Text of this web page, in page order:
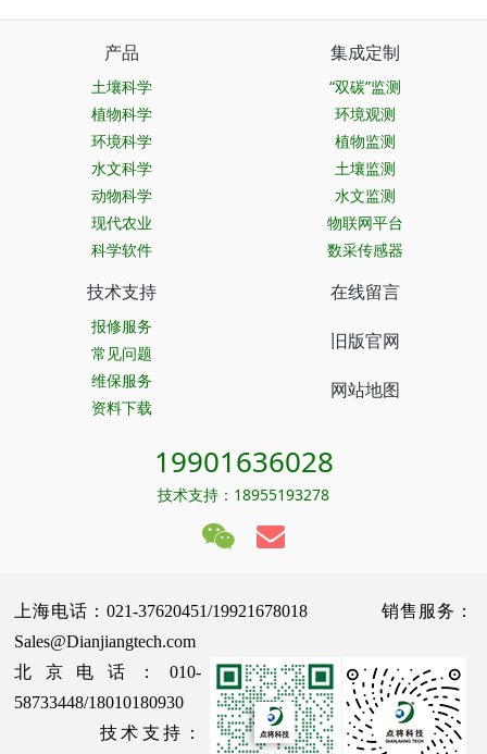
产品
土壤科学
植物科学
环境科学
水文科学
动物科学
现代农业
科学软件
集成定制
“双碳”监测
环境观测
植物监测
土壤监测
水文监测
物联网平台
数采传感器
技术支持
报修服务
常见问题
维保服务
资料下载
在线留言
旧版官网
网站地图
19901636028
技术支持：18955193278
上海电话：021-37620451/19921678018 销售服务：
Sales@Dianjiangtech.com
北京电话：010-
58733448/18010180930
技术支持：